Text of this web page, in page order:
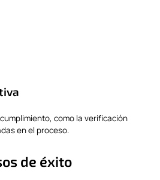
como la verificación
en el proceso.
de éxito